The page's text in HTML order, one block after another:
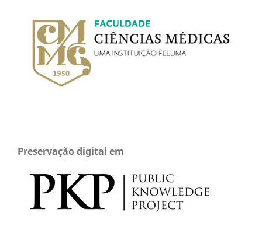
Preservação digital em